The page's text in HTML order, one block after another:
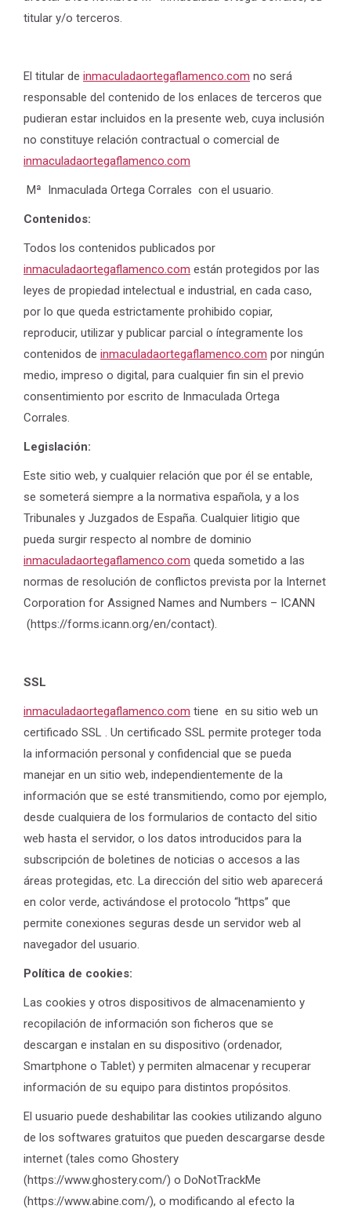
titular y/o terceros.
El titular de inmaculadaortegaflamenco.com no será
responsable del contenido de los enlaces de terceros que
pudieran estar incluidos en la presente web, cuya inclusión
no constituye relación contractual o comercial de
inmaculadaortegaflamenco.com
Mª Inmaculada Ortega Corrales con el usuario.
Contenidos:
Todos los contenidos publicados por
inmaculadaortegaflamenco.com están protegidos por las
leyes de propiedad intelectual e industrial, en cada caso,
por lo que queda estrictamente prohibido copiar,
reproducir, utilizar y publicar parcial o íntegramente los
contenidos de inmaculadaortegaflamenco.com por ningún
medio, impreso o digital, para cualquier fin sin el previo
consentimiento por escrito de Inmaculada Ortega
Corrales.
Legislación:
Este sitio web, y cualquier relación que por él se entable,
se someterá siempre a la normativa española, y a los
Tribunales y Juzgados de España. Cualquier litigio que
pueda surgir respecto al nombre de dominio
inmaculadaortegaflamenco.com queda sometido a las
normas de resolución de conflictos prevista por la Internet
Corporation for Assigned Names and Numbers – ICANN
(https://forms.icann.org/en/contact).
SSL
inmaculadaortegaflamenco.com tiene en su sitio web un
certificado SSL . Un certificado SSL permite proteger toda
la información personal y confidencial que se pueda
manejar en un sitio web, independientemente de la
información que se esté transmitiendo, como por ejemplo,
desde cualquiera de los formularios de contacto del sitio
web hasta el servidor, o los datos introducidos para la
subscripción de boletines de noticias o accesos a las
áreas protegidas, etc. La dirección del sitio web aparecerá
en color verde, activándose el protocolo “https” que
permite conexiones seguras desde un servidor web al
navegador del usuario.
Política de cookies:
Las cookies y otros dispositivos de almacenamiento y
recopilación de información son ficheros que se
descargan e instalan en su dispositivo (ordenador,
Smartphone o Tablet) y permiten almacenar y recuperar
información de su equipo para distintos propósitos.
El usuario puede deshabilitar las cookies utilizando alguno
de los softwares gratuitos que pueden descargarse desde
internet (tales como Ghostery
(https://www.ghostery.com/) o DoNotTrackMe
(https://www.abine.com/), o modificando al efecto la